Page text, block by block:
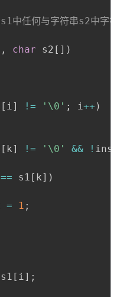
任何与字符串s2中字符
, char s2 [ ] )
[ i ] != '\0' ; i ++ )
[ k] != '\0' && !
== s1 [ k] )
= 1 ;
s1 [ i ] ;